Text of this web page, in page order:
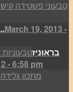
קיש תרד טבעוניMarch 19, 2013 -
בראוניז
- 6:58 pm